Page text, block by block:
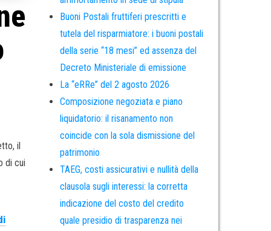
il
di cui
Buoni Postali fruttiferi prescritti e
tutela del risparmiatore: i buoni postali
della serie “18 mesi” ed assenza del
Decreto Ministeriale di emissione
La “eRRe” del 2 agosto 2026
Composizione negoziata e piano
liquidatorio: il risanamento non
coincide con la sola dismissione del
patrimonio
TAEG, costi assicurativi e nullità della
clausola sugli interessi: la corretta
indicazione del costo del credito
quale presidio di trasparenza nei